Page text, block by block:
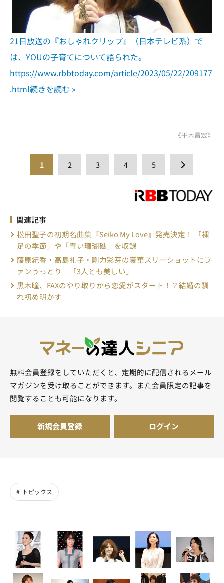
21日放送の『おしゃれクリップ』（日本テレビ系）で
は、YOUの子育てについて語られた。
https://www.rbbtoday.com/article/2023/05/22/209177
.html続きを読む »
《平木昌宏》
1 2 3 4 5
関連記事
松田聖子の初期名曲集『Seiko My Love』発売決定！ 「裸
足の季節」や「青い珊瑚礁」を収録
藤原紀香・高島礼子・剛力彩芽の豪華スリーショットにフ
ァンうっとり 「3人とも美しい」
黒木瞳、FAXのやり取りから恋愛がスタート！？結婚の馴
れ初め明かす
無料会員登録をしていただくと、定期的に配信されるメール
マガジンを受け取ることができます。また会員限定の記事を
閲覧することも可能になります。
新規会員登録 ログイン
トピックス